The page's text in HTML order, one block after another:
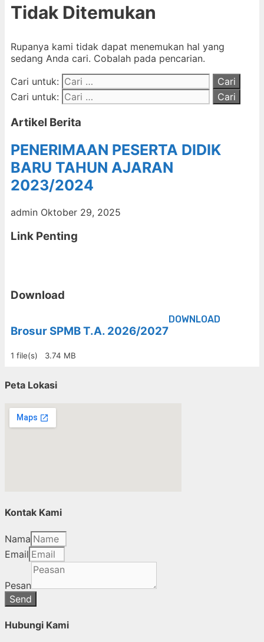
Tidak Ditemukan
Rupanya kami tidak dapat menemukan hal yang
sedang Anda cari. Cobalah pada pencarian.
Cari untuk:
Cari untuk:
Artikel Berita
PENERIMAAN PESERTA DIDIK
BARU TAHUN AJARAN
2023/2024
admin Oktober 29, 2025
Link Penting
Download
Brosur SPMB T.A. 2026/2027
1 file(s) 3.74 MB
DOWNLOAD
Peta Lokasi
Kontak Kami
Nama
Email
Pesan
Send
Hubungi Kami